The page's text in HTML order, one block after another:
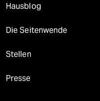
Hausblog
Die Seitenwende
Stellen
Presse